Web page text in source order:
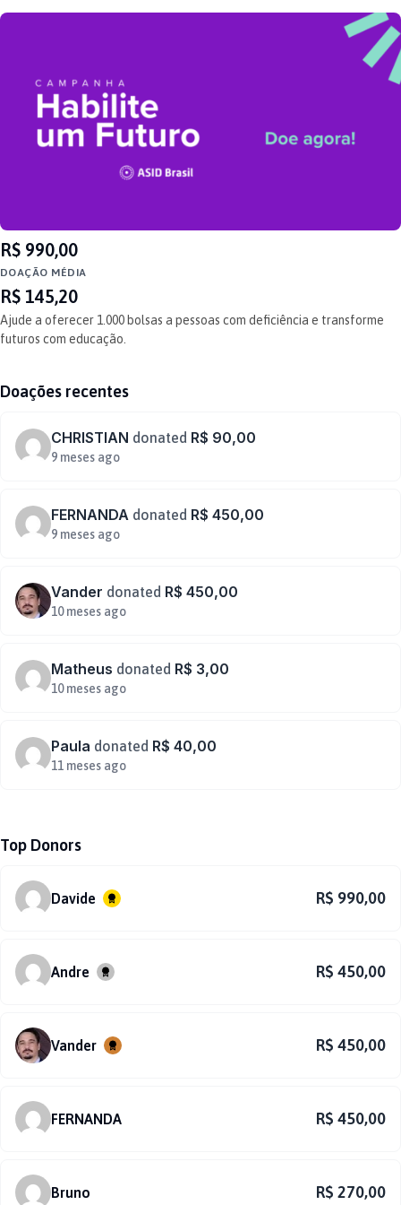
TOP DONATION
R$ 990,00
DOAÇÃO MÉDIA
R$ 145,20
Ajude a oferecer 1.000 bolsas a pessoas com deficiência e transforme
futuros com educação.
Doações recentes
CHRISTIAN donated R$ 90,00
9 meses ago
FERNANDA donated R$ 450,00
9 meses ago
Vander donated R$ 450,00
10 meses ago
Matheus donated R$ 3,00
10 meses ago
Paula donated R$ 40,00
11 meses ago
Top Donors
Davide R$ 990,00
Andre R$ 450,00
Vander R$ 450,00
FERNANDA R$ 450,00
Bruno R$ 270,00